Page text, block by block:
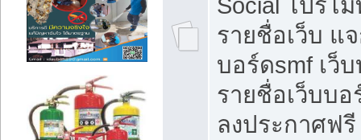
Social โปรโ
รายชื่อเว็บ แ
บอร์ดsmf เว็
รายชื่อเว็บบ
ลงประกาศฟรี